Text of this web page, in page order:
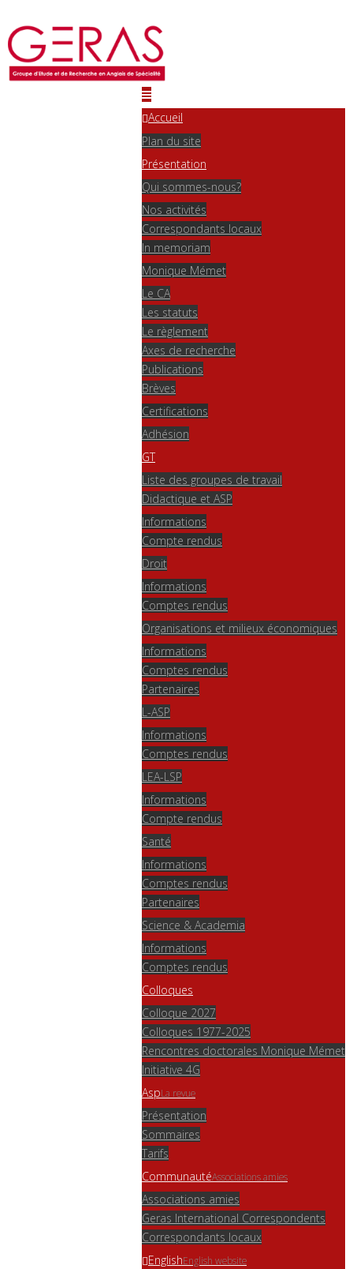
Accueil
Plan du site
Présentation
Qui sommes-nous?
Nos activités
Correspondants locaux
In memoriam
Monique Mémet
Le CA
Les statuts
Le règlement
Axes de recherche
Publications
Brèves
Certifications
Adhésion
GT
Liste des groupes de travail
Didactique et ASP
Informations
Compte rendus
Droit
Informations
Comptes rendus
Organisations et milieux économiques
Informations
Comptes rendus
Partenaires
L-ASP
Informations
Comptes rendus
LEA-LSP
Informations
Compte rendus
Santé
Informations
Comptes rendus
Partenaires
Science & Academia
Informations
Comptes rendus
Colloques
Colloque 2027
Colloques 1977-2025
Rencontres doctorales Monique Mémet
Initiative 4G
AspLa revue
Présentation
Sommaires
Tarifs
CommunautéAssociations amies
Associations amies
Geras International Correspondents
Correspondants locaux
EnglishEnglish website